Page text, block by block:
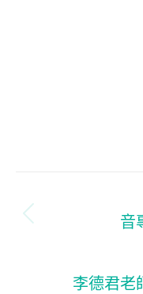
navigation音
李德君老